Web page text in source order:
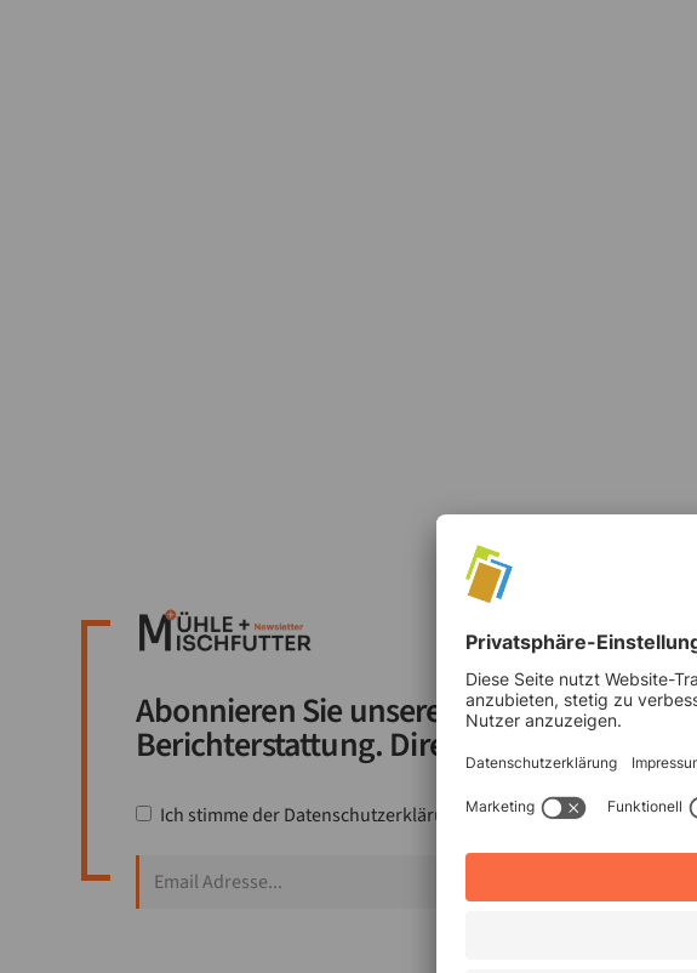
Abonnieren Sie unseren Newsletter.
Berichterstattung. Direkt in Ihr Postfach.
Ich stimme derDatenschutzerklärung zu